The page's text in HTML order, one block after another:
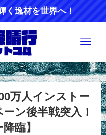
く逸材を世界へ！
万人インストー
ン後半戦突入！
臨】